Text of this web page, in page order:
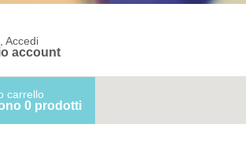
Accedi
account
carrello
0 prodotti